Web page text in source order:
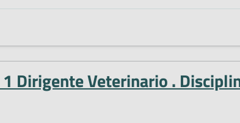
Dirigente Veterinario .